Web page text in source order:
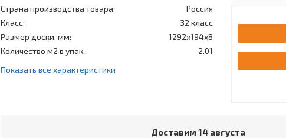
Страна производства товара:
Россия
Класс:
32 класс
Размер доски, мм:
1292x194x8
Количество м2 в упак.:
2.01
Показать все характеристики
Доставим 14 августа